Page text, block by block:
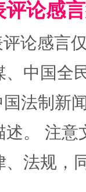
论感
论感言
中国全
法制新
述。 注
法规，